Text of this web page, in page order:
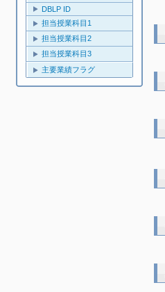
DBLP ID
担当授業科目1
担当授業科目2
担当授業科目3
主要業績フラグ